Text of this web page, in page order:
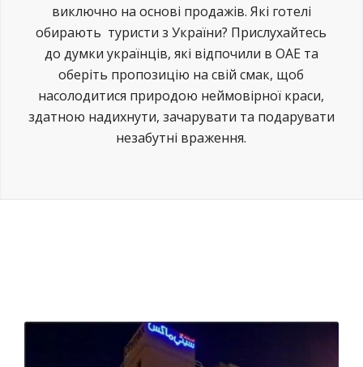
виключно на основі продажів. Які готелі
обирають туристи з України? Прислухайтесь
до думки українців, які відпочили в ОАЕ та
оберіть пропозицію на свій смак, щоб
насолодитися природою неймовірної краси,
здатною надихнути, зачарувати та подарувати
незабутні враження.